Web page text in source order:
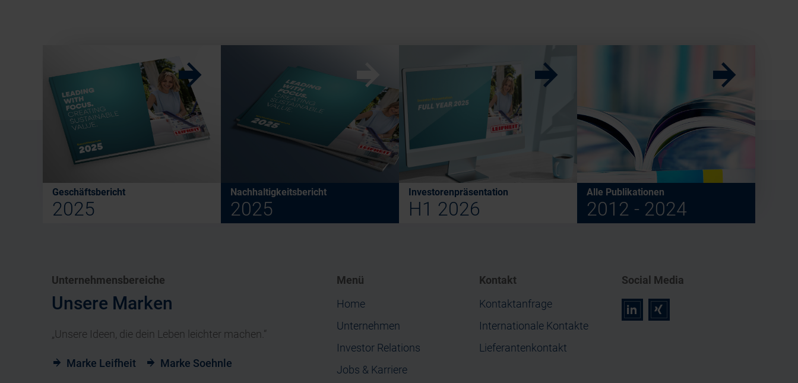
Geschäftsbericht
2025
w
Nachhaltigkeitsbericht
2025
w
Investorenpräsentation
H1 2026
w
Alle Publikationen
2012 - 2024
w
Unternehmensbereiche
Unsere Marken
„Unsere Ideen, die dein Leben leichter machen.“
Marke Leifheit Marke Soehnle
Menü
Home
Unternehmen
Investor Relations
Jobs & Karriere
Kontakt
Kontaktanfrage
Internationale Kontakte
Lieferantenkontakt
Social Media
r z